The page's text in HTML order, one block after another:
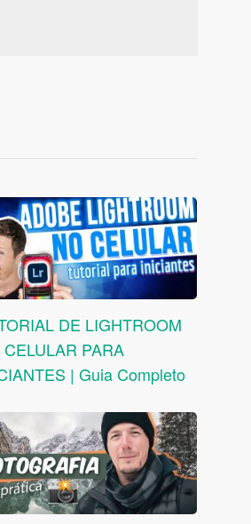
DE LIGHTROOM
CELULAR PARA
| Guia Completo